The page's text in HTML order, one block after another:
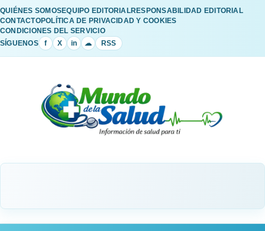
QUIÉNES SOMOSEQUIPO EDITORIALRESPONSABILIDAD EDITORIAL
CONTACTOPOLÍTICA DE PRIVACIDAD Y COOKIES
CONDICIONES DEL SERVICIO
SÍGUENOS
f X in ☁ RSS